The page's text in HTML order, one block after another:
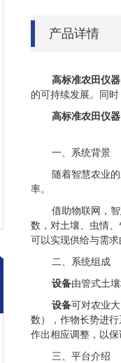
产品详情
高标准农田仪器
的可持续发展。同
高标准农田仪器
一、系统背景
随着智慧农业
率。
借助物联网，
数，对土壤、虫情
可以实现供给与需
二、系统组成
设备由管式土
设备可对农业
数），作物长势进
作出相应调整，以
三、平台介绍